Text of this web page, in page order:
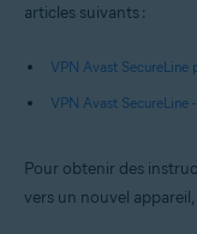
articles suivants :
VPN Avast
VPN Avast SecureLine
Pour obtenir des
vers un nouvel